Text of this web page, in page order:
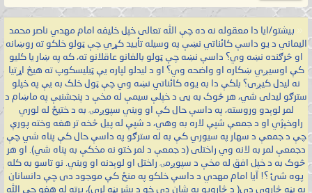
« بيشتو/ایا دا معقوله نه ده چې الله تعالی خپل خلیفه امام مهدي ناصر محمد
اليماني د یو داسې کائناتي نښې په وسیله تأیید کړي چې ټولو خلکو ته روښانه
او څرګنده نښه وي؟ داسې نښه چې ټولو بالغانو عاقلانو ته، که په ښار یا کلیو
کې اوسیږي ښکاره او واضحه وي؟ او د لیدلو لپاره یې ټیلیسکوپ ته هیڅ اړتیا
نه لیدل کیږی؟ بلکې دا به یوه کائناتي نښه وي چې ټول خلک به یې په خپلو
سترګو لیدلی شي، هر څوک به یی د خپلې سیمې له مخې د پنجشنبې په ماښام د
لمر لوېدو وروسته، په داسې حال کې او ویني سپوږمۍ به د ختیځ له لوري
راوخېژي او د جمعې شپې لاره به وهي، د شپې له پیل څخه تر هغه وخته پورې
چې د جمعې د سهار په سیوري کې به له سترګو په داسې حال کې پناه شي چې
دجمعې لمر به لانه وي راختلی (د جمعې د لمر ختو نه مخکې به پناه شي). او هر
څوک به د خپل افق له مخې د سپوږمۍ راختل او لوېدنه او ویني. نو تاسو به کله
پوه شئ ؟! آیا امام مهدي د داسې خلکو په منځ کې موجود دی چې دانسانان
په بڼه څاروي دي( د څارویو په شان دي خو د بشر بڼه لري)، پرته له هغو چې الله